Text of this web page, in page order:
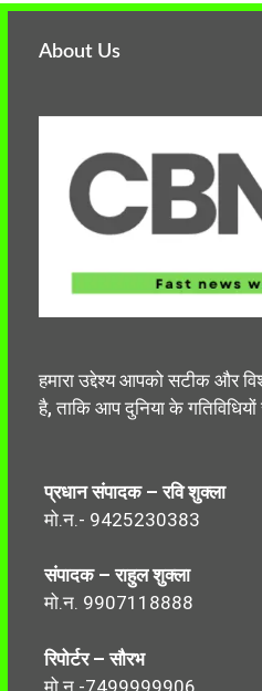
About Us
हमारा उद्देश्य आपको सटीक और
है, ताकि आप दुनिया के
प्रधान संपादक – रवि शुक्ला
मो.न.- 9425230383
संपादक – राहुल शुक्ला
मो.न. 9907118888
रिपोर्टर – सौरभ
मो.न.-7499999906